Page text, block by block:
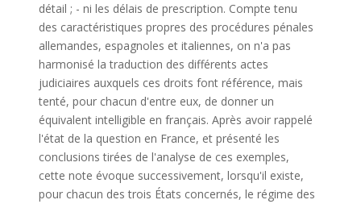
détail ; - ni les délais de prescription. Compte tenu
des caractéristiques propres des procédures pénales
allemandes, espagnoles et italiennes, on n'a pas
harmonisé la traduction des différents actes
judiciaires auxquels ces droits font référence, mais
tenté, pour chacun d'entre eux, de donner un
équivalent intelligible en français. Après avoir rappelé
l'état de la question en France, et présenté les
conclusions tirées de l'analyse de ces exemples,
cette note évoque successivement, lorsqu'il existe,
pour chacun des trois États concernés, le régime des